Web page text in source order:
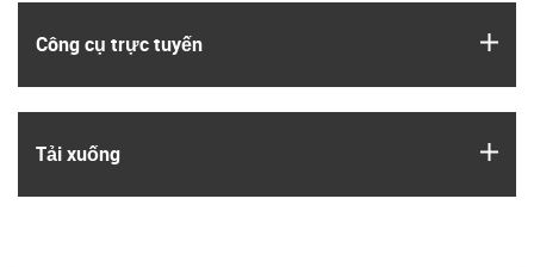
Công cụ trực tuyến
Tải xuống